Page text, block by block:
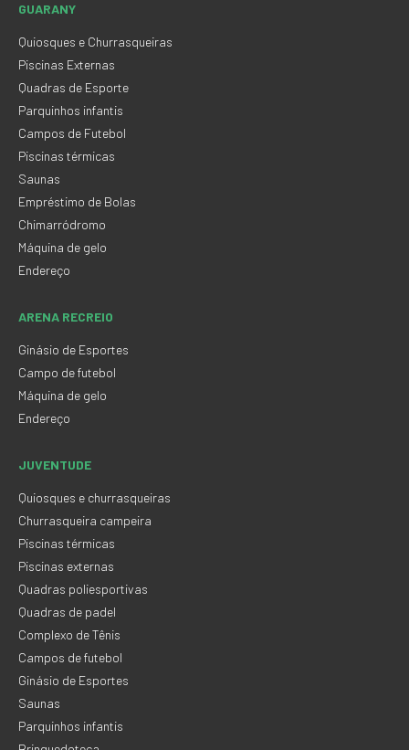
GUARANY
Quiosques e Churrasqueiras
Piscinas Externas
Quadras de Esporte
Parquinhos infantis
Campos de Futebol
Piscinas térmicas
Saunas
Empréstimo de Bolas
Chimarródromo
Máquina de gelo
Endereço
ARENA RECREIO
Ginásio de Esportes
Campo de futebol
Máquina de gelo
Endereço
JUVENTUDE
Quiosques e churrasqueiras
Churrasqueira campeira
Piscinas térmicas
Piscinas externas
Quadras poliesportivas
Quadras de padel
Complexo de Tênis
Campos de futebol
Ginásio de Esportes
Saunas
Parquinhos infantis